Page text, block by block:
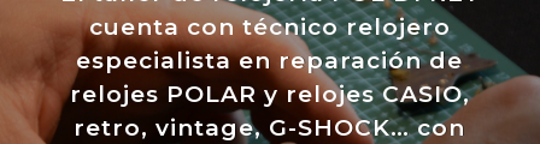
cuenta con técnico relojero
especialista en reparación de
relojes POLAR y relojes CASIO,
retro, vintage, G-SHOCK… con